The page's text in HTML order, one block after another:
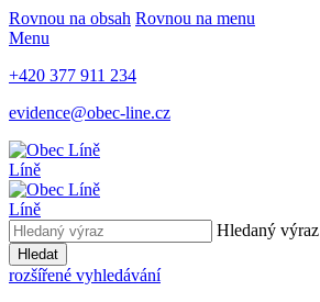
Rovnou na obsah Rovnou na menu
Menu
+420 377 911 234
evidence@obec-line.cz
Líně
Líně
Hledaný výraz
Hledat
rozšířené vyhledávání